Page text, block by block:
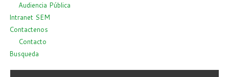
Audiencia Pública
Intranet SEM
Contactenos
Contacto
Busqueda